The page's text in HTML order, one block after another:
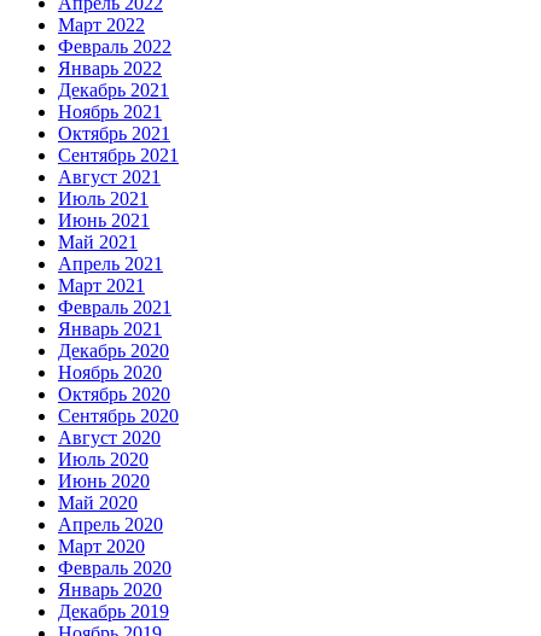
Март 2022
Февраль 2022
Январь 2022
Декабрь 2021
Ноябрь 2021
Октябрь 2021
Сентябрь 2021
Август 2021
Июль 2021
Июнь 2021
Май 2021
Апрель 2021
Март 2021
Февраль 2021
Январь 2021
Декабрь 2020
Ноябрь 2020
Октябрь 2020
Сентябрь 2020
Август 2020
Июль 2020
Июнь 2020
Май 2020
Апрель 2020
Март 2020
Февраль 2020
Январь 2020
Декабрь 2019